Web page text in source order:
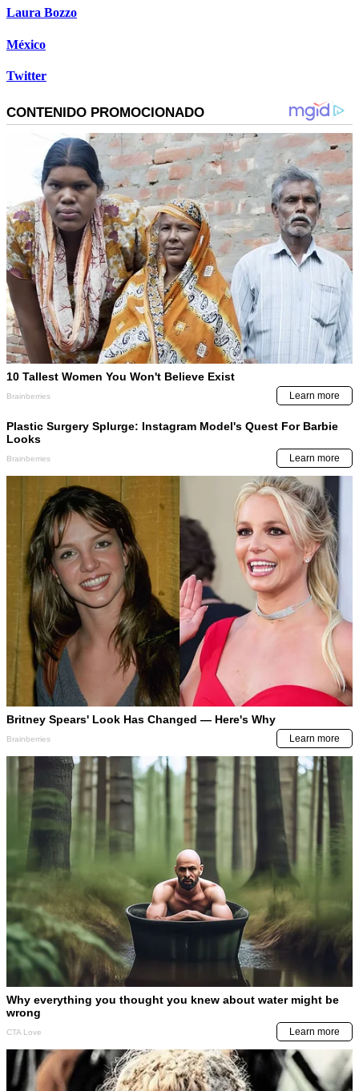
Laura Bozzo
México
Twitter